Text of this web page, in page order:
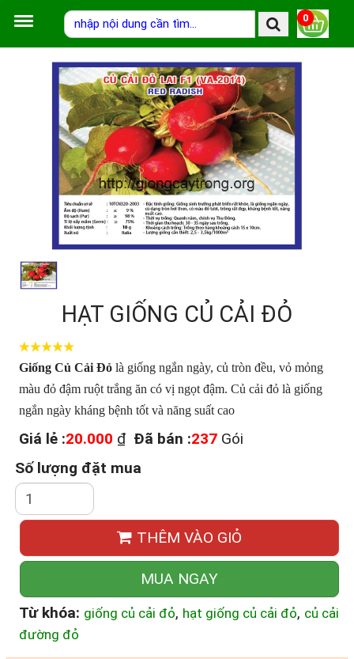
0
HẠT GIỐNG CỦ CẢI ĐỎ
Giống Củ Cải Đỏ là giống ngắn ngày, củ tròn đều, vỏ mỏng
màu đỏ đậm ruột trắng ăn có vị ngọt đậm. Củ cải đỏ là giống
ngắn ngày kháng bệnh tốt và năng suất cao
Giá lẻ :20.000 ₫ Đã bán :237 Gói
Số lượng đặt mua
THÊM VÀO GIỎ
MUA NGAY
Từ khóa: giống củ cải đỏ, hạt giống củ cải đỏ, củ cải
đường đỏ